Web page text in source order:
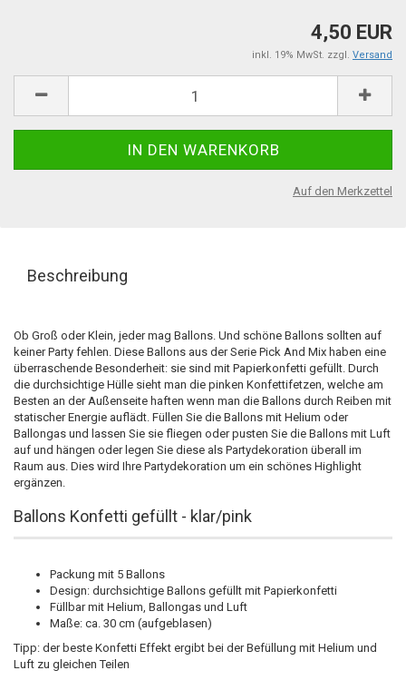
4,50 EUR
inkl. 19% MwSt. zzgl. Versand
Auf den Merkzettel
Beschreibung
Ob Groß oder Klein, jeder mag Ballons. Und schöne Ballons sollten auf
keiner Party fehlen. Diese Ballons aus der Serie Pick And Mix haben eine
überraschende Besonderheit: sie sind mit Papierkonfetti gefüllt. Durch
die durchsichtige Hülle sieht man die pinken Konfettifetzen, welche am
Besten an der Außenseite haften wenn man die Ballons durch Reiben mit
statischer Energie auflädt. Füllen Sie die Ballons mit Helium oder
Ballongas und lassen Sie sie fliegen oder pusten Sie die Ballons mit Luft
auf und hängen oder legen Sie diese als Partydekoration überall im
Raum aus. Dies wird Ihre Partydekoration um ein schönes Highlight
ergänzen.
Ballons Konfetti gefüllt - klar/pink
Packung mit 5 Ballons
Design: durchsichtige Ballons gefüllt mit Papierkonfetti
Füllbar mit Helium, Ballongas und Luft
Maße: ca. 30 cm (aufgeblasen)
Tipp: der beste Konfetti Effekt ergibt bei der Befüllung mit Helium und
Luft zu gleichen Teilen